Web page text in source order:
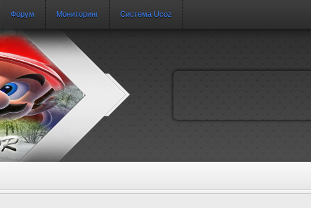
Форум Мониторинг Система Ucoz